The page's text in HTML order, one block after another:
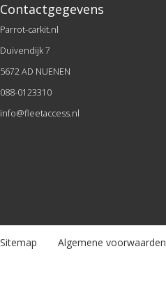
Contactgegevens
Parrot-carkit.nl
Duivendijk 7
5672 AD NUENEN
088-0123310
info@fleetaccess.nl
Sitemap Algemene voorwaarden